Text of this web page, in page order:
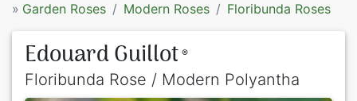
» Garden Roses Modern Roses Floribunda Roses
Edouard Guillot ®
Floribunda Rose / Modern Polyantha